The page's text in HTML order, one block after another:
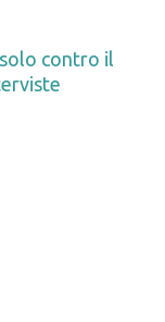
contro il